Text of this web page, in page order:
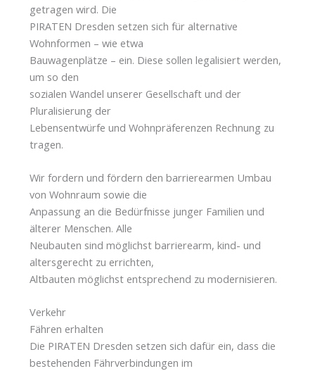
getragen wird. Die
PIRATEN Dresden setzen sich für alternative
Wohnformen – wie etwa
Bauwagenplätze – ein. Diese sollen legalisiert werden,
um so den
sozialen Wandel unserer Gesellschaft und der
Pluralisierung der
Lebensentwürfe und Wohnpräferenzen Rechnung zu
tragen.
Wir fordern und fördern den barrierearmen Umbau
von Wohnraum sowie die
Anpassung an die Bedürfnisse junger Familien und
älterer Menschen. Alle
Neubauten sind möglichst barrierearm, kind- und
altersgerecht zu errichten,
Altbauten möglichst entsprechend zu modernisieren.
Verkehr
Fähren erhalten
Die PIRATEN Dresden setzen sich dafür ein, dass die
bestehenden Fährverbindungen im